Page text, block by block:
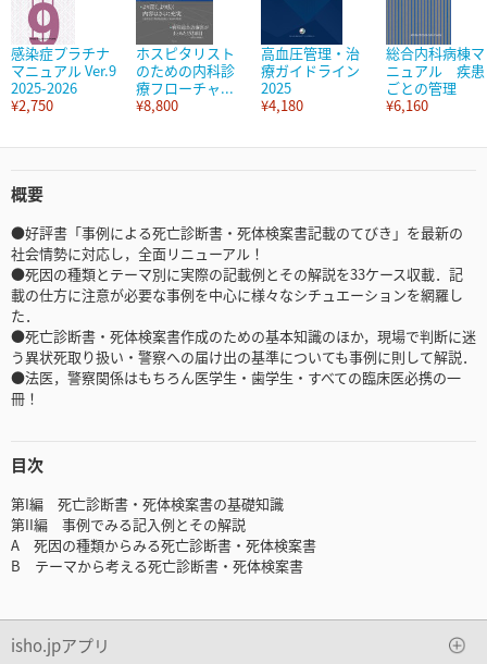
感染症プラチナ
マニュアル Ver.9
2025-2026
¥2,750
ホスピタリスト
のための内科診
療フローチャ...
¥8,800
高血圧管理・治
療ガイドライン
2025
¥4,180
総合内科病棟マ
ニュアル 疾患
ごとの管理
¥6,160
概要
●好評書「事例による死亡診断書・死体検案書記載のてびき」を最新の
社会情勢に対応し，全面リニューアル！
●死因の種類とテーマ別に実際の記載例とその解説を33ケース収載．記
載の仕方に注意が必要な事例を中心に様々なシチュエーションを網羅し
た．
●死亡診断書・死体検案書作成のための基本知識のほか，現場で判断に迷
う異状死取り扱い・警察への届け出の基準についても事例に則して解説．
●法医，警察関係はもちろん医学生・歯学生・すべての臨床医必携の一
冊！
目次
第I編 死亡診断書・死体検案書の基礎知識
第II編 事例でみる記入例とその解説
A 死因の種類からみる死亡診断書・死体検案書
B テーマから考える死亡診断書・死体検案書
isho.jpアプリ